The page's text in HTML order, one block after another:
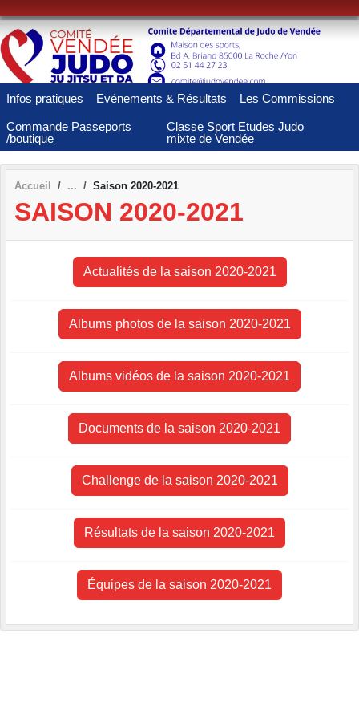
Infos pratiques Evénements & Résultats Les Commissions
Commande Passeports
/boutique
Classe Sport Etudes Judo
mixte de Vendée
Accueil Saison 2020-2021
SAISON 2020-2021
Actualités de la saison 2020-2021
Albums photos de la saison 2020-2021
Albums vidéos de la saison 2020-2021
Documents de la saison 2020-2021
Challenge de la saison 2020-2021
Résultats de la saison 2020-2021
Équipes de la saison 2020-2021